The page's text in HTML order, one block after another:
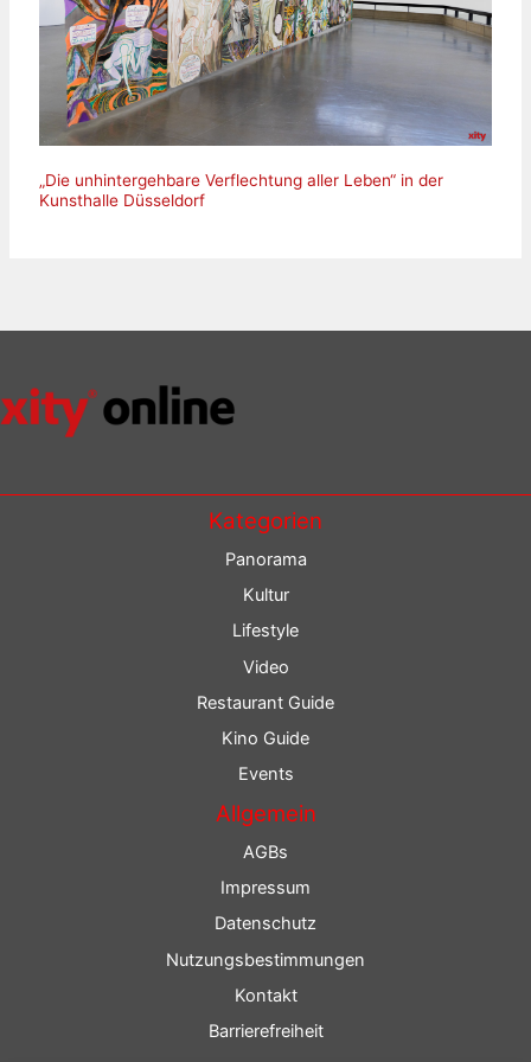
„Die unhintergehbare Verflechtung aller Leben“ in der
Kunsthalle Düsseldorf
Kategorien
Panorama
Kultur
Lifestyle
Video
Restaurant Guide
Kino Guide
Events
Allgemein
AGBs
Impressum
Datenschutz
Nutzungsbestimmungen
Kontakt
Barrierefreiheit